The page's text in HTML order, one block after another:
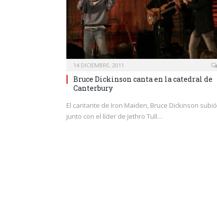
14 DICIEMBRE, 2011
Bruce Dickinson canta en la catedral de
Canterbury
El cantante de Iron Maiden, Bruce Dickinson subió
junto con el líder de Jethro Tull…